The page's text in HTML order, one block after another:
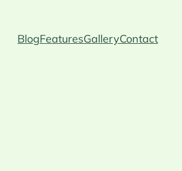
BlogFeaturesGalleryContact